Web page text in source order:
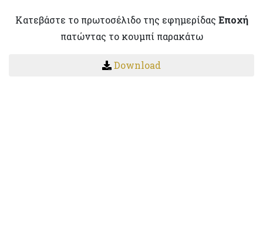
Κατεβάστε το πρωτοσέλιδο της εφημερίδας Εποχή
πατώντας το κουμπί παρακάτω
Download